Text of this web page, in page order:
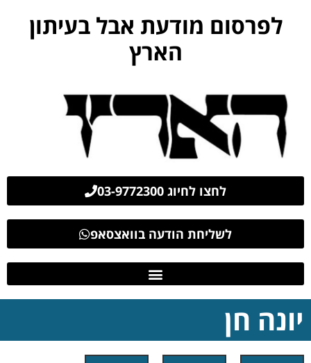
לפרסום מודעת אבל בעיתון
הארץ
לחצו לחיוג 03-9772300
לשליחת הודעה בוואצסאפ
יונה חן